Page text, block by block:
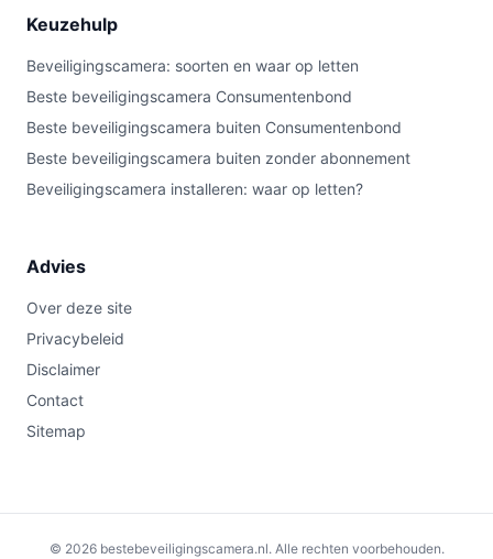
Keuzehulp
Beveiligingscamera: soorten en waar op letten
Beste beveiligingscamera Consumentenbond
Beste beveiligingscamera buiten Consumentenbond
Beste beveiligingscamera buiten zonder abonnement
Beveiligingscamera installeren: waar op letten?
Advies
Over deze site
Privacybeleid
Disclaimer
Contact
Sitemap
© 2026 bestebeveiligingscamera.nl. Alle rechten voorbehouden.